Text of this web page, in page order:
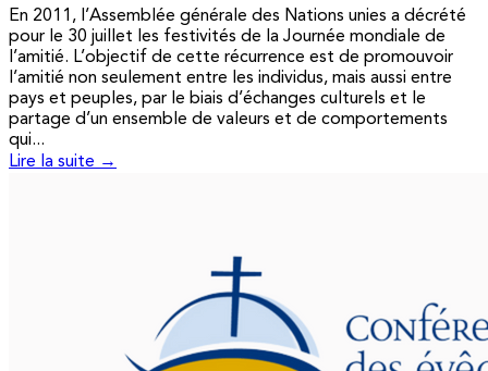
En 2011, l’Assemblée générale des Nations unies a décrété
pour le 30 juillet les festivités de la Journée mondiale de
l’amitié. L’objectif de cette récurrence est de promouvoir
l’amitié non seulement entre les individus, mais aussi entre
pays et peuples, par le biais d’échanges culturels et le
partage d’un ensemble de valeurs et de comportements
qui...
Lire la suite →